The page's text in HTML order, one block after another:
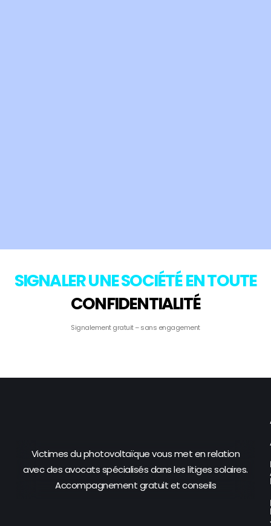
SIGNALER UNE SOCIÉTÉ EN TOUTE
CONFIDENTIALITÉ
Signalement gratuit – sans engagement
Victimes du photovoltaïque vous met en relation
avec des avocats spécialisés dans les litiges solaires.
Accompagnement gratuit et conseils